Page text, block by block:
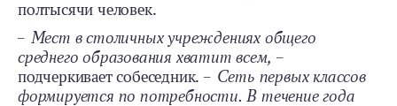
полтысячи человек.
– Мест в столичных учреждениях общего
среднего образования хватит всем, –
подчеркивает собеседник.– Сеть первых классов
формируется по потребности. В течение года